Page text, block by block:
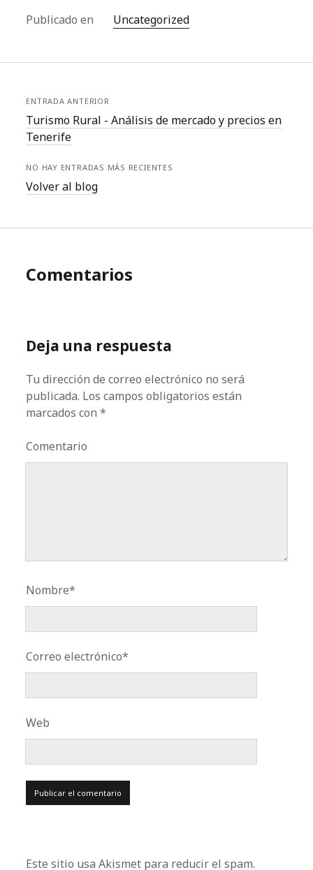
Publicado en Uncategorized
ENTRADA ANTERIOR
Turismo Rural - Análisis de mercado y precios en
Tenerife
NO HAY ENTRADAS MÁS RECIENTES
Volver al blog
Comentarios
Deja una respuesta
Tu dirección de correo electrónico no será
publicada. Los campos obligatorios están
marcados con*
Comentario
Nombre*
Correo electrónico*
Web
Este sitio usa Akismet para reducir el spam.